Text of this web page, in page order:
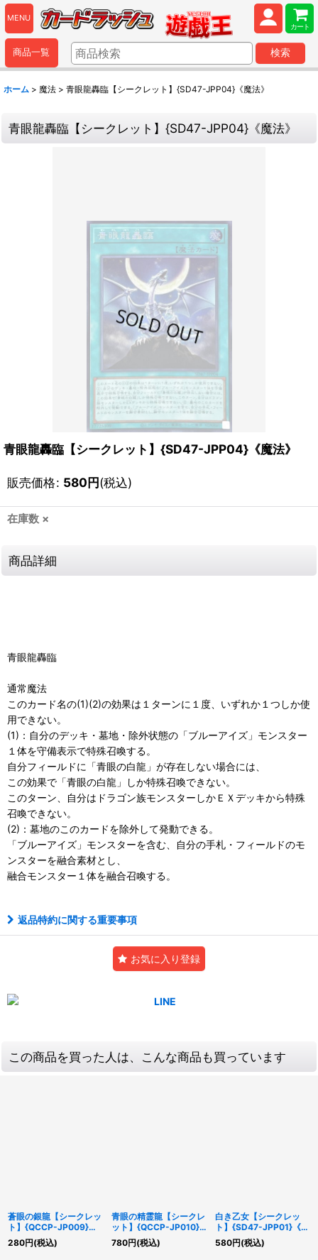
MENU
カート
商品一覧 検索
ホーム > 魔法 > 青眼龍轟臨【シークレット】{SD47-JPP04}《魔法》
青眼龍轟臨【シークレット】{SD47-JPP04}《魔法》
青眼龍轟臨【シークレット】{SD47-JPP04}《魔法》
販売価格: 580円(税込)
在庫数 ×
商品詳細
青眼龍轟臨
通常魔法
このカード名の(1)(2)の効果は１ターンに１度、いずれか１つしか使
用できない。
(1)：自分のデッキ・墓地・除外状態の「ブルーアイズ」モンスター
１体を守備表示で特殊召喚する。
自分フィールドに「青眼の白龍」が存在しない場合には、
この効果で「青眼の白龍」しか特殊召喚できない。
このターン、自分はドラゴン族モンスターしかＥＸデッキから特殊
召喚できない。
(2)：墓地のこのカードを除外して発動できる。
「ブルーアイズ」モンスターを含む、自分の手札・フィールドのモ
ンスターを融合素材とし、
融合モンスター１体を融合召喚する。
返品特約に関する重要事項
お気に入り登録
この商品を買った人は、こんな商品も買っています
蒼眼の銀龍【シークレッ
ト】{QCCP-JP009}
《シンクロ》
280円(税込)
青眼の精霊龍【シークレ
ット】{QCCP-JP010}
《シンクロ》
780円(税込)
白き乙女【シークレッ
ト】{SD47-JPP01}《モ
ンスター》
580円(税込)